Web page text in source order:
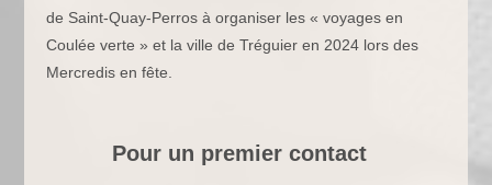
de Saint-Quay-Perros à organiser les « voyages en
Coulée verte » et la ville de Tréguier en 2024 lors des
Mercredis en fête.
Pour un premier contact